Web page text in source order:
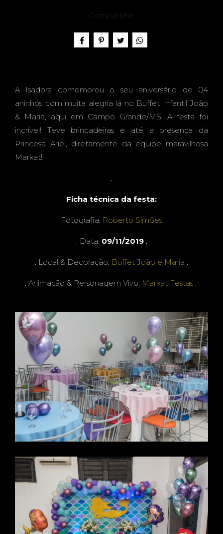
ISAD
ORA,
4
ANOS
-
BUFF
ET
JOÃO
Compartilhe
A Isadora comemorou o seu aniversário de 04
aninhos com muita alegria lá no Buffet Infantil João
& Maria, aqui em Campo Grande/MS. A festa foi
incrível! Teve brincadeiras e até a presença da
Princesa Ariel, diretamente da equipe maravilhosa
Markat!
.
Ficha técnica da festa:
. Fotografia: Roberto Simões .
. Data: 09/11/2019.
. Local & Decoração: Buffet João e Maria .
. Animação & Personagem Vivo: Markat Festas.